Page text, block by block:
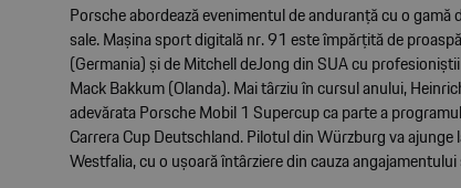
Porsche abordează evenimentul de anduranță cu o
sale. Mașina sport digitală nr. 91 este împărțită de
(Germania) și de Mitchell deJong din SUA cu
Mack Bakkum (Olanda). Mai târziu în cursul anului,
adevărata Porsche Mobil 1 Supercup ca parte a
Carrera Cup Deutschland. Pilotul din Würzburg va
Westfalia, cu o ușoară întârziere din cauza